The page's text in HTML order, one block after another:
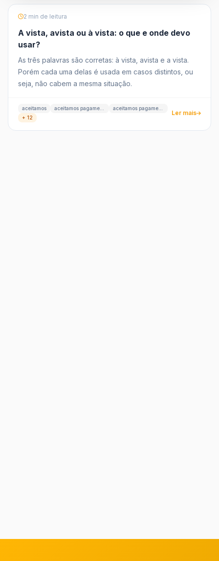
2 min de leitura
A vista, avista ou à vista: o que e onde devo
usar?
As três palavras são corretas: à vista, avista e a vista.
Porém cada uma delas é usada em casos distintos, ou
seja, não cabem a mesma situação.
aceitamos
+ 12
Ler mais